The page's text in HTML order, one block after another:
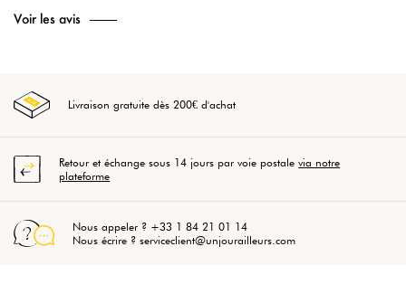
Voir les avis
Livraison gratuite dès 200€ d'achat
Retour et échange sous 14 jours par voie postalevia notre
plateforme
Nous appeler ? +33 1 84 21 01 14
Nous écrire ? serviceclient@unjourailleurs.com